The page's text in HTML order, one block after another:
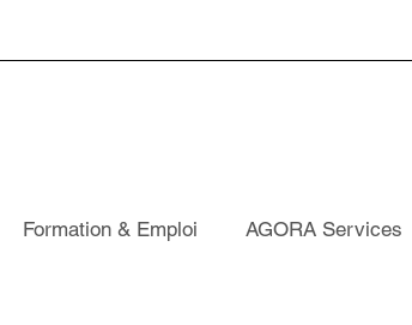
Formation & Emploi AGORA Services